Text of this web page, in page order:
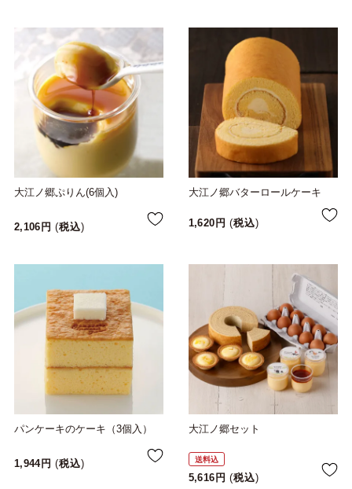
大江ノ郷ぷりん(6個入)
2,106 税込
大江ノ郷バターロールケーキ
1,620 税込
パンケーキのケーキ（3個入）
1,944 税込
大江ノ郷セット
送料込
5,616 税込